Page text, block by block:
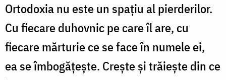
Ortodoxia nu este un spaţiu al pierderilor.
Cu fiecare duhovnic pe care îl are, cu
fiecare mărturie ce se face în numele ei,
ea se îmbogăţeşte. Creşte şi trăieşte din ce